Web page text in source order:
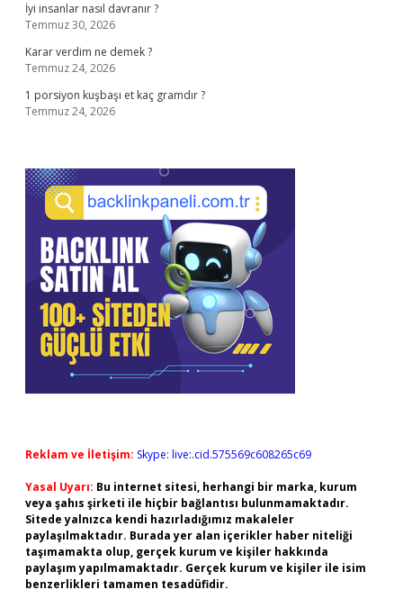
İyi insanlar nasıl davranır ?
Temmuz 30, 2026
Karar verdim ne demek ?
Temmuz 24, 2026
1 porsiyon kuşbaşı et kaç gramdır ?
Temmuz 24, 2026
Reklam ve İletişim: Skype: live:.cid.575569c608265c69
Yasal Uyarı: Bu internet sitesi, herhangi bir marka, kurum
veya şahıs şirketi ile hiçbir bağlantısı bulunmamaktadır.
Sitede yalnızca kendi hazırladığımız makaleler
paylaşılmaktadır. Burada yer alan içerikler haber niteliği
taşımamakta olup, gerçek kurum ve kişiler hakkında
paylaşım yapılmamaktadır. Gerçek kurum ve kişiler ile isim
benzerlikleri tamamen tesadüfidir.